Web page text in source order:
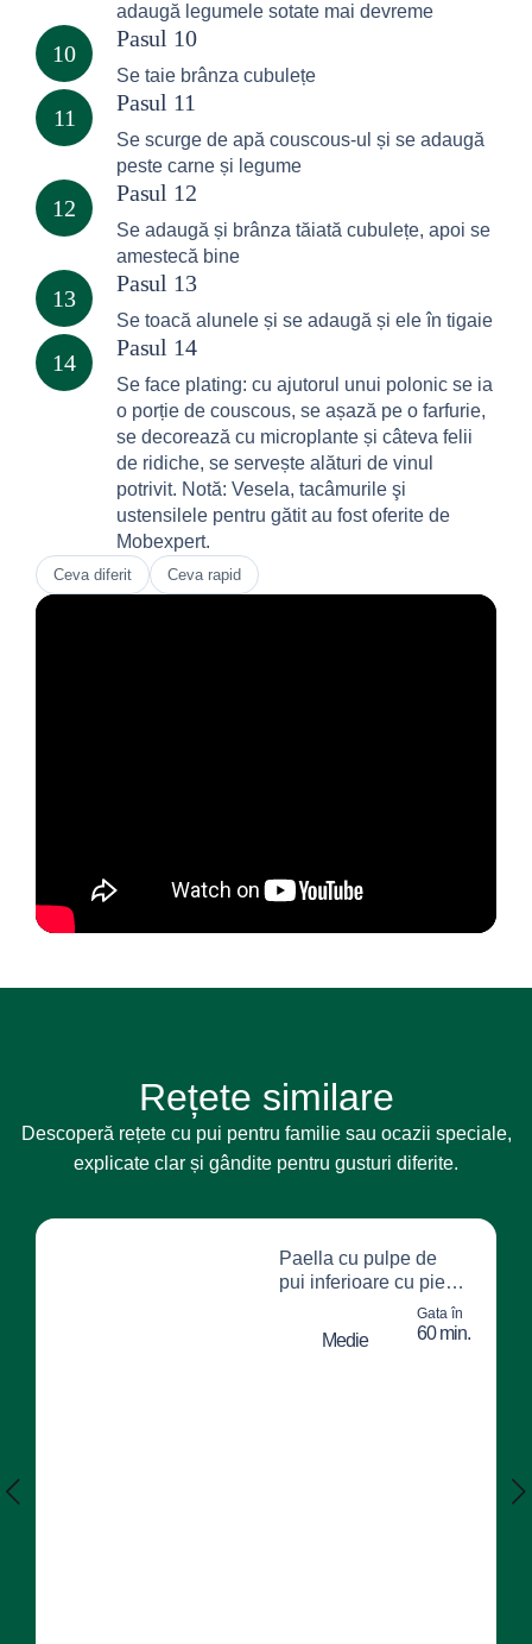
adaugă legumele sotate mai devreme
10
Pasul 10
Se taie brânza cubulețe
11
Pasul 11
Se scurge de apă couscous-ul și se adaugă
peste carne și legume
12
Pasul 12
Se adaugă și brânza tăiată cubulețe, apoi se
amestecă bine
13
Pasul 13
Se toacă alunele și se adaugă și ele în tigaie
14
Pasul 14
Se face plating: cu ajutorul unui polonic se ia
o porție de couscous, se așază pe o farfurie,
se decorează cu microplante și câteva felii
de ridiche, se servește alături de vinul
potrivit. Notă: Vesela, tacâmurile şi
ustensilele pentru gătit au fost oferite de
Mobexpert.
Ceva diferit Ceva rapid
Rețete similare
Descoperă rețete cu pui pentru familie sau ocazii speciale,
explicate clar și gândite pentru gusturi diferite.
Paella cu pulpe de
pui inferioare cu piele
Fragedo, creveți,
legume și dulceață de
smochine verzi
Medie
Gata în
60 min.